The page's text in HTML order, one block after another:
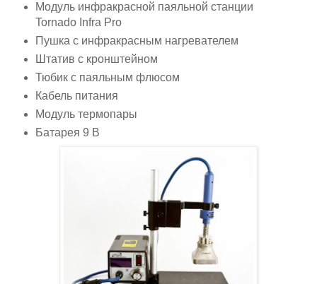
Модуль инфракрасной паяльной станции
Tornado Infra Pro
Пушка с инфракрасным нагревателем
Штатив с кронштейном
Тюбик с паяльным флюсом
Кабель питания
Модуль термопары
Батарея 9 В